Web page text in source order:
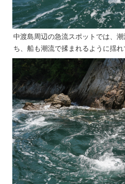
中渡島周辺の急流スポットでは、
ち、船も潮流で揉まれるように揺